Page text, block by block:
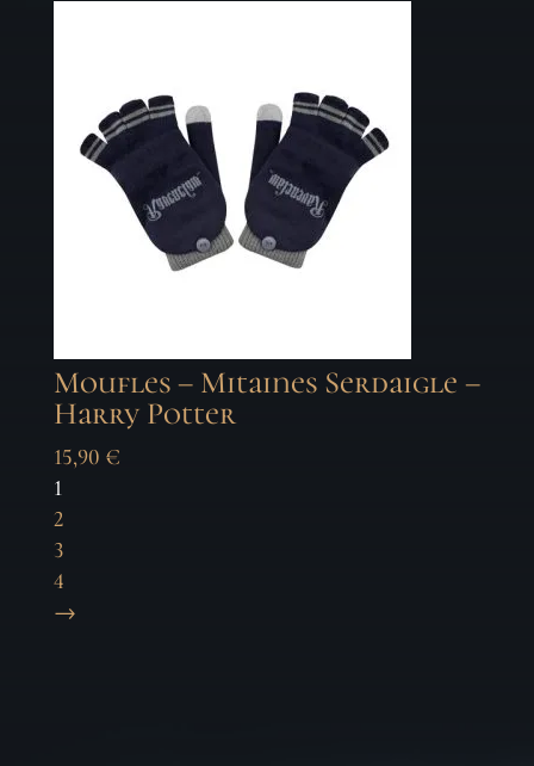
Moufles – Mitaines Serdaigle –
Harry Potter
15,90 €
1
2
3
4
→